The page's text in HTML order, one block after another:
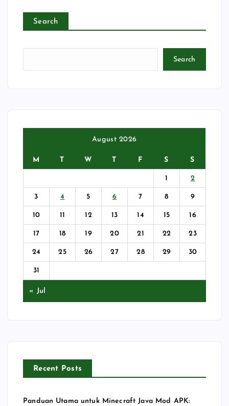
Search
Search
August 2026
M T W T F S S
1 2
3 4 5 6 7 8 9
10 11 12 13 14 15 16
17 18 19 20 21 22 23
24 25 26 27 28 29 30
31
« Jul
Recent Posts
Panduan Utama untuk Minecraft Java Mod APK: